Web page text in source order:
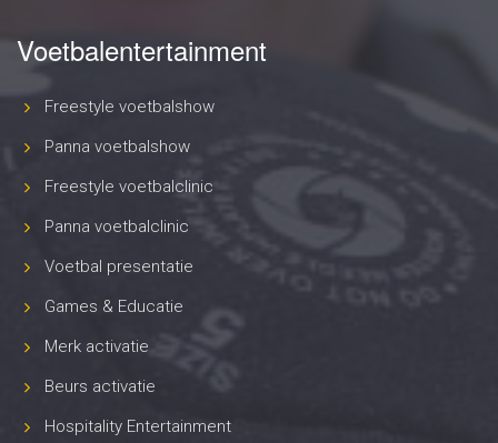
Voetbalentertainment
Freestyle voetbalshow
Panna voetbalshow
Freestyle voetbalclinic
Panna voetbalclinic
Voetbal presentatie
Games & Educatie
Merk activatie
Beurs activatie
Hospitality Entertainment